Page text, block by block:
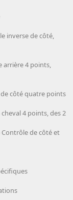
inverse de côté,
4 points,
côté quatre points
4 points, des 2
Contrôle de côté et